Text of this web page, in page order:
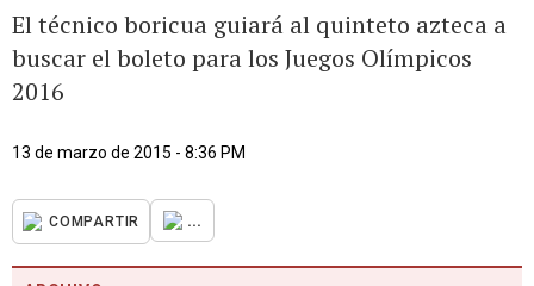
El técnico boricua guiará al quinteto azteca a
buscar el boleto para los Juegos Olímpicos
2016
13 de marzo de 2015 - 8:36 PM
COMPARTIR ...